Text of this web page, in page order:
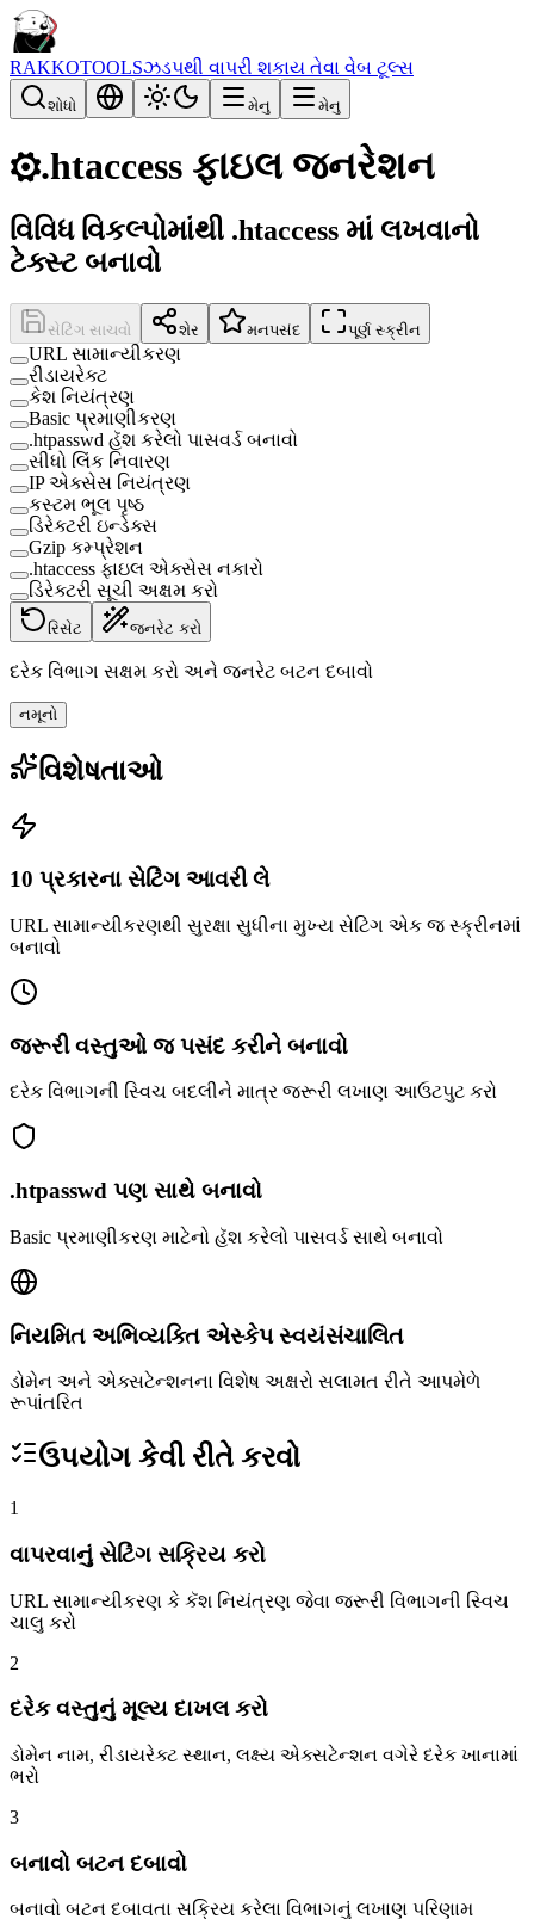
RAKKOTOOLSઝડપથી વાપરી શકાય તેવા વેબ ટૂલ્સ
શોધો મેનુ મેનુ
⚙️.htaccess ફાઇલ જનરેશન
વિવિધ વિકલ્પોમાંથી .htaccess માં લખવાનો
ટેક્સ્ટ બનાવો
સેટિંગ સાચવો શેર મનપસંદ પૂર્ણ સ્ક્રીન
URL સામાન્યીકરણ
રીડાયરેક્ટ
કેશ નિયંત્રણ
Basic પ્રમાણીકરણ
.htpasswd હૅશ કરેલો પાસવર્ડ બનાવો
સીધો લિંક નિવારણ
IP એક્સેસ નિયંત્રણ
કસ્ટમ ભૂલ પૃષ્ઠ
ડિરેક્ટરી ઇન્ડેક્સ
Gzip કમ્પ્રેશન
.htaccess ફાઇલ એક્સેસ નકારો
ડિરેક્ટરી સૂચી અક્ષમ કરો
રિસેટ જનરેટ કરો
દરેક વિભાગ સક્ષમ કરો અને જનરેટ બટન દબાવો
નમૂનો
વિશેષતાઓ
10 પ્રકારના સેટિંગ આવરી લે
URL સામાન્યીકરણથી સુરક્ષા સુધીના મુખ્ય સેટિંગ એક જ સ્ક્રીનમાં
બનાવો
જરૂરી વસ્તુઓ જ પસંદ કરીને બનાવો
દરેક વિભાગની સ્વિચ બદલીને માત્ર જરૂરી લખાણ આઉટપુટ કરો
.htpasswd પણ સાથે બનાવો
Basic પ્રમાણીકરણ માટેનો હૅશ કરેલો પાસવર્ડ સાથે બનાવો
નિયમિત અભિવ્યક્તિ એસ્કેપ સ્વયંસંચાલિત
ડોમેન અને એક્સટેન્શનના વિશેષ અક્ષરો સલામત રીતે આપમેળે
રૂપાંતરિત
ઉપયોગ કેવી રીતે કરવો
1
વાપરવાનું સેટિંગ સક્રિય કરો
URL સામાન્યીકરણ કે કૅશ નિયંત્રણ જેવા જરૂરી વિભાગની સ્વિચ
ચાલુ કરો
2
દરેક વસ્તુનું મૂલ્ય દાખલ કરો
ડોમેન નામ, રીડાયરેક્ટ સ્થાન, લક્ષ્ય એક્સટેન્શન વગેરે દરેક ખાનામાં
ભરો
3
બનાવો બટન દબાવો
બનાવો બટન દબાવતા સક્રિય કરેલા વિભાગનું લખાણ પરિણામ